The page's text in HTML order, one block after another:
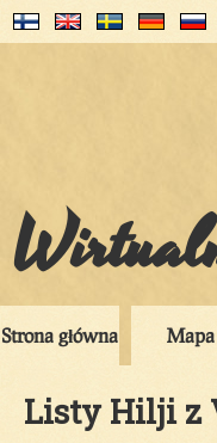
Strona główna Mapa
Listy Hilji z